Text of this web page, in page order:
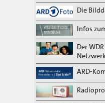
Die
Infos
Der
ARD-